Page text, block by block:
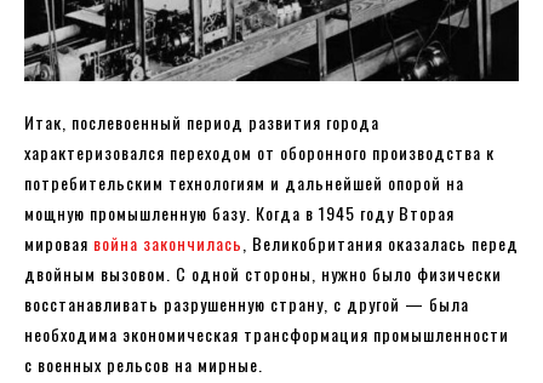
Итак, послевоенный период развития города
характеризовался переходом от оборонного производства к
потребительским технологиям и дальнейшей опорой на
мощную промышленную базу. Когда в 1945 году Вторая
мировая война закончилась , Великобритания оказалась перед
двойным вызовом. С одной стороны, нужно было физически
восстанавливать разрушенную страну, с другой — была
необходима экономическая трансформация промышленности
с военных рельсов на мирные.